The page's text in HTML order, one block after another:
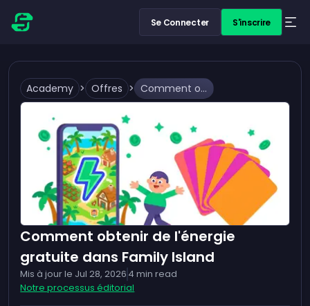
Se Connecter S'inscrire
Academy > Offres > Comment obtenir de l'énergie gratuite dans Family Island
Comment obtenir de l'énergie
gratuite dans Family Island
Mis à jour le Jul 28, 2026 4 min read
Notre processus éditorial